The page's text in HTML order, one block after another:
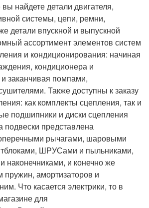
найдете детали двигателя,
системы, цепи, ремни,
детали впускной и выпускной
ассортимент элементов систем
и кондиционирования: начиная
кондиционера и
заканчивая помпами,
Также доступны к заказу
как комплекты сцепления, так и
подшипники и диски сцепления
подвески представлена
рычагами, шаровыми
ШРУСами и пыльниками,
наконечниками, и конечно же
амортизаторов и
Что касается электрики, то в
для